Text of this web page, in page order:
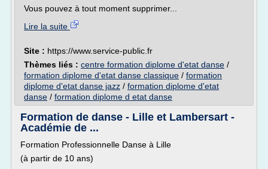
Vous pouvez à tout moment supprimer...
Lire la suite
Site : https://www.service-public.fr
Thèmes liés : centre formation diplome d'etat danse /
formation diplome d'etat danse classique / formation
diplome d'etat danse jazz / formation diplome d'etat
danse / formation diplome d etat danse
Formation de danse - Lille et Lambersart -
Académie de ...
Formation Professionnelle Danse à Lille
(à partir de 10 ans)